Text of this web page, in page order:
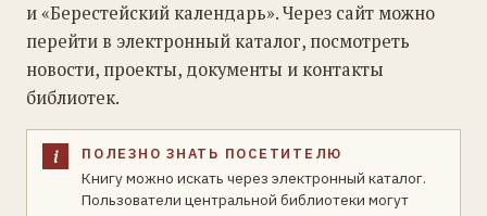
и «Берестейский календарь». Через сайт можно
перейти в электронный каталог, посмотреть
новости, проекты, документы и контакты
библиотек.
ПОЛЕЗНО ЗНАТЬ ПОСЕТИТЕЛЮ
Книгу можно искать через электронный каталог.
Пользователи центральной библиотеки могут